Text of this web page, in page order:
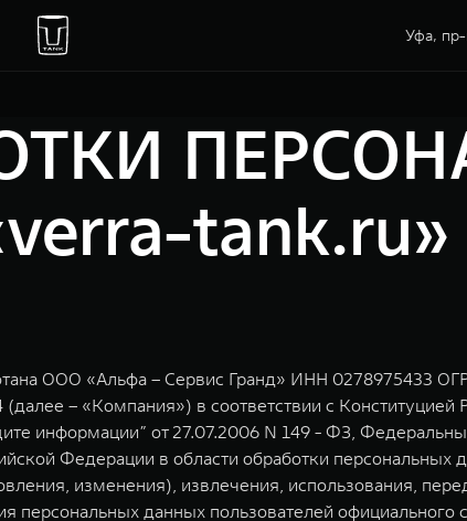
Уфа,
tank.ru»
ООО «Альфа – Сервис Гранд» ИНН 0278975433
– «Компания») в соответствии с
информации” от 27.07.2006 N 149 - ФЗ,
Федерации в области обработки персональных
изменения), извлечения, использования,
персональных данных пользователей